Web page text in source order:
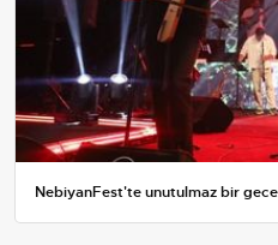
NebiyanFest'te unutulmaz bir